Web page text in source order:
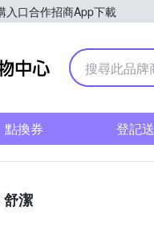
入口合作招商App下載
Yahoo購物中心
點換券 登記送
潔